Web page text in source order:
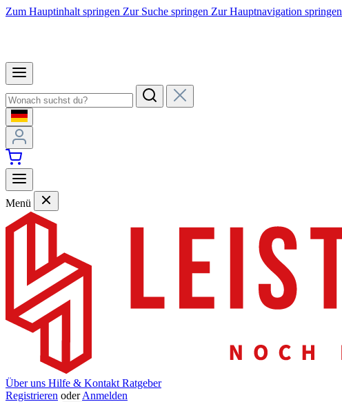
Zum Hauptinhalt springen Zur Suche springen Zur Hauptnavigation springen
Menü
Über uns Hilfe & Kontakt Ratgeber
Registrieren oder Anmelden